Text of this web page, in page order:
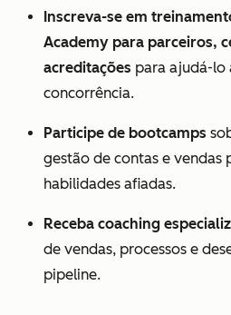
Inscreva-se em
Academy para parceiros,
acreditações para ajudá-lo
concorrência.
Participe de bootcamps
gestão de contas e vendas
habilidades afiadas.
Receba coaching
de vendas, processos e
pipeline.